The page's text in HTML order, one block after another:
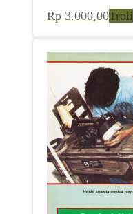
Rp 3.000,00Troli